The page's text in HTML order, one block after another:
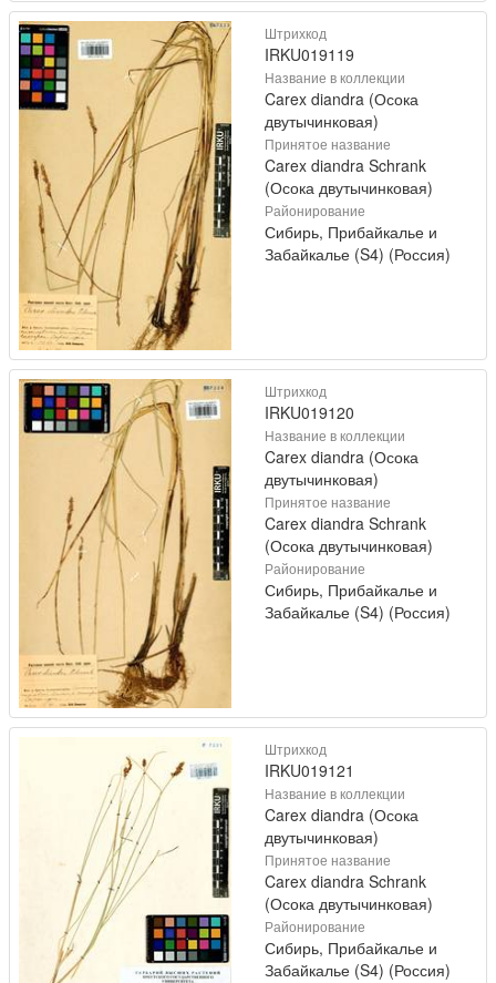
Штрихкод
IRKU019119
Название в коллекции
Carex diandra (Осока
двутычинковая)
Принятое название
Carex diandra Schrank
(Осока двутычинковая)
Районирование
Сибирь, Прибайкалье и
Забайкалье (S4) (Россия)
Штрихкод
IRKU019120
Название в коллекции
Carex diandra (Осока
двутычинковая)
Принятое название
Carex diandra Schrank
(Осока двутычинковая)
Районирование
Сибирь, Прибайкалье и
Забайкалье (S4) (Россия)
Штрихкод
IRKU019121
Название в коллекции
Carex diandra (Осока
двутычинковая)
Принятое название
Carex diandra Schrank
(Осока двутычинковая)
Районирование
Сибирь, Прибайкалье и
Забайкалье (S4) (Россия)